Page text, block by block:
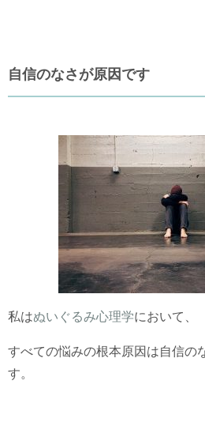
自信のなさが原因です
私はぬいぐるみ心理学において、
すべての悩みの根本原因は自信の
す。